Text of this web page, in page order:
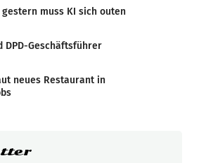
gestern muss KI sich outen
DPD-Geschäftsführer
neues Restaurant in